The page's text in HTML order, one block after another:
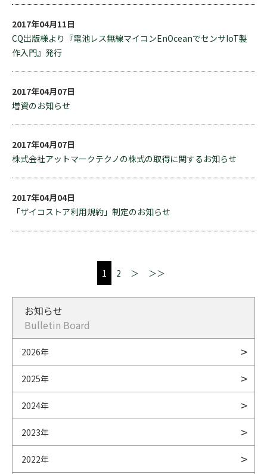
2017年04月11日
CQ出版様より『電池レス無線マイコンEnOceanでセンサIoT製
作入門』発行
2017年04月07日
増資のお知らせ
2017年04月07日
株式会社アットマークテクノの株式の取得に関するお知らせ
2017年04月04日
「ザイコストア利用規約」制定のお知らせ
1 2 ＞ ＞＞
お知らせ
Bulletin Board
2026年
2025年
2024年
2023年
2022年